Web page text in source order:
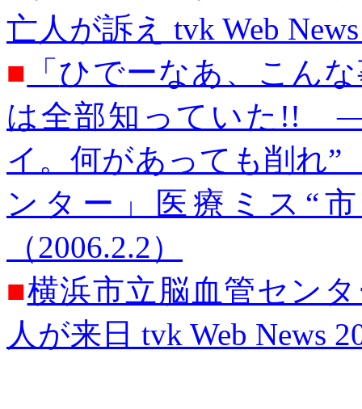
亡人が訴え tvk Web
■ 「 ひでーなあ、こん
は全部知っていた!!
イ。何があっても削れ
ンター」医療ミス“
（2006.2.2）
■横浜市立脳血管セン
人が来日 tvk Web News